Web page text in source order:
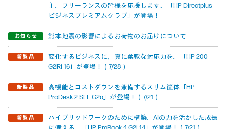
主、フリーランスの皆様を応援します。「HP Directplus
ビジネスプレミアムクラブ」が登場！
熊本地震の影響によるお荷物のお届けについて
変化するビジネスに、真に柔軟な対応力を。「HP 200
G2Ri 16」が登場！（7/28）
高機能とコストダウンを兼備するスリム筐体「HP
ProDesk 2 SFF G2a」が登場！（7/21）
ハイブリッドワークのために構築、AIの力を活かした成長